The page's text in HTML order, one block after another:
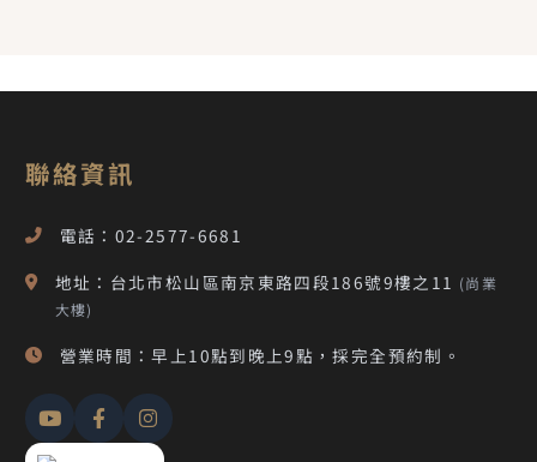
聯絡資訊
電話：02-2577-6681
地址：台北市松山區南京東路四段186號9樓之11 (尚業
大樓)
營業時間：早上10點到晚上9點，採完全預約制。